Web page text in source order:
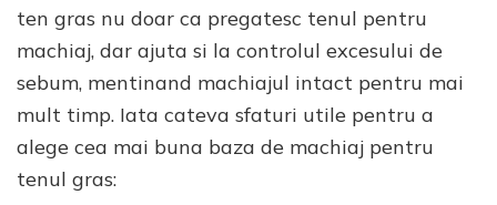
ten gras nu doar ca pregatesc tenul pentru
machiaj, dar ajuta si la controlul excesului de
sebum, mentinand machiajul intact pentru mai
mult timp. Iata cateva sfaturi utile pentru a
alege cea mai buna baza de machiaj pentru
tenul gras: